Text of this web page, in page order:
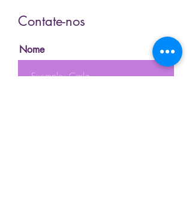
Contate-nos
Nome